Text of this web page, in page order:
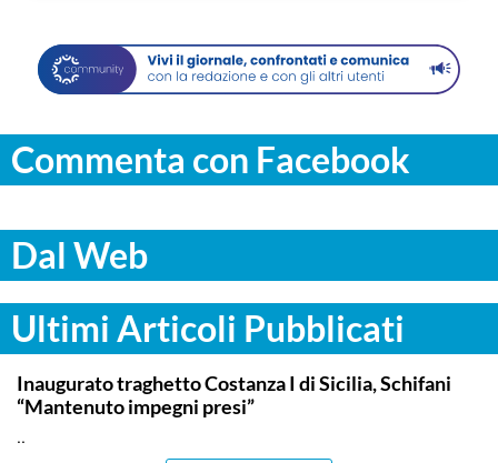
Commenta con Facebook
Dal Web
Ultimi Articoli Pubblicati
ITALPRESS
Inaugurato traghetto Costanza I di Sicilia, Schifani
“Mantenuto impegni presi”
..